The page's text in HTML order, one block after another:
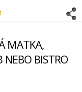
MATKA,
NEBO BISTRO